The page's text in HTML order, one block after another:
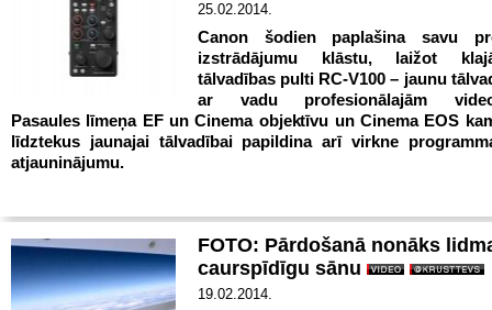
25.02.2014.
Canon šodien paplašina savu
izstrādājumu klāstu, laižot
tālvadības pulti RC-V100 – jaunu
ar vadu profesionālajām
Pasaules līmeņa EF un Cinema objektīvu un Cinema EOS
līdztekus jaunajai tālvadībai papildina arī virkne
atjauninājumu.
FOTO: Pārdošanā nonāks
caurspīdīgu sānu
19.02.2014.